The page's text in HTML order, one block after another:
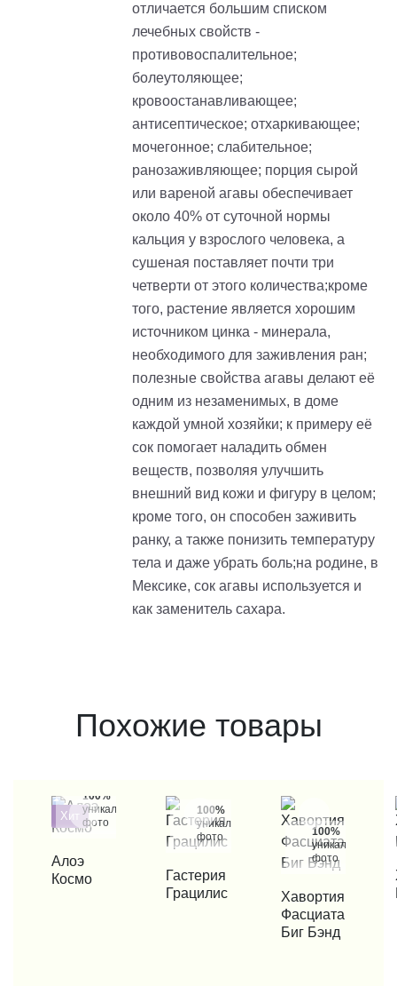
отличается большим списком
лечебных свойств -
противовоспалительное;
болеутоляющее;
кровоостанавливающее;
антисептическое; отхаркивающее;
мочегонное; слабительное;
ранозаживляющее; порция сырой
или вареной агавы обеспечивает
около 40% от суточной нормы
кальция у взрослого человека, а
сушеная поставляет почти три
четверти от этого количества;кроме
того, растение является хорошим
источником цинка - минерала,
необходимого для заживления ран;
полезные свойства агавы делают её
одним из незаменимых, в доме
каждой умной хозяйки; к примеру её
сок помогает наладить обмен
веществ, позволяя улучшить
внешний вид кожи и фигуру в целом;
кроме того, он способен заживить
ранку, а также понизить температуру
тела и даже убрать боль;на родине, в
Мексике, сок агавы используется и
как заменитель сахара.
Похожие товары
Хит
100%
уникальные
фото
КУПИТЬ В 1 КЛИК
Алоэ
Космо
100%
уникальные
фото
КУПИТЬ В 1 КЛИК
Гастерия
Грацилис
100%
уникальные
фото
КУПИТЬ В 1 КЛИК
Хавортия
Фасциата
Биг Бэнд